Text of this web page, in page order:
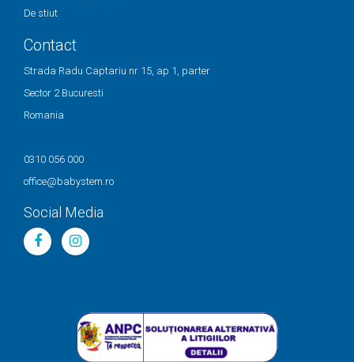
De stiut
Contact
Strada Radu Captariu nr 15, ap 1, parter
Sector 2 Bucuresti
Romania
0310 056 000
office@babystem.ro
Social Media